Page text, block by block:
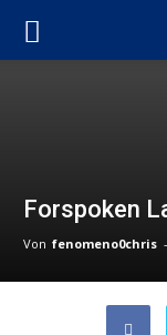
Forspoken
Von fenomeno0chris -